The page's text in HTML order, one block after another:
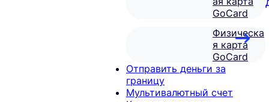
GoCard
Физическа
я карта
GoCard
Отправить деньги за
границу
Мультивалютный счет